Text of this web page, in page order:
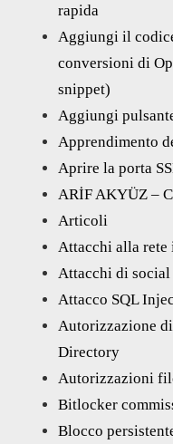
rapida
Aggiungi il
conversioni di
snippet)
Aggiungi
Apprendimento
Aprire la porta
ARİF AKYÜZ –
Articoli
Attacchi alla rete
Attacchi di
Attacco SQL
Autorizzazione
Directory
Autorizzazioni
Bitlocker
Blocco